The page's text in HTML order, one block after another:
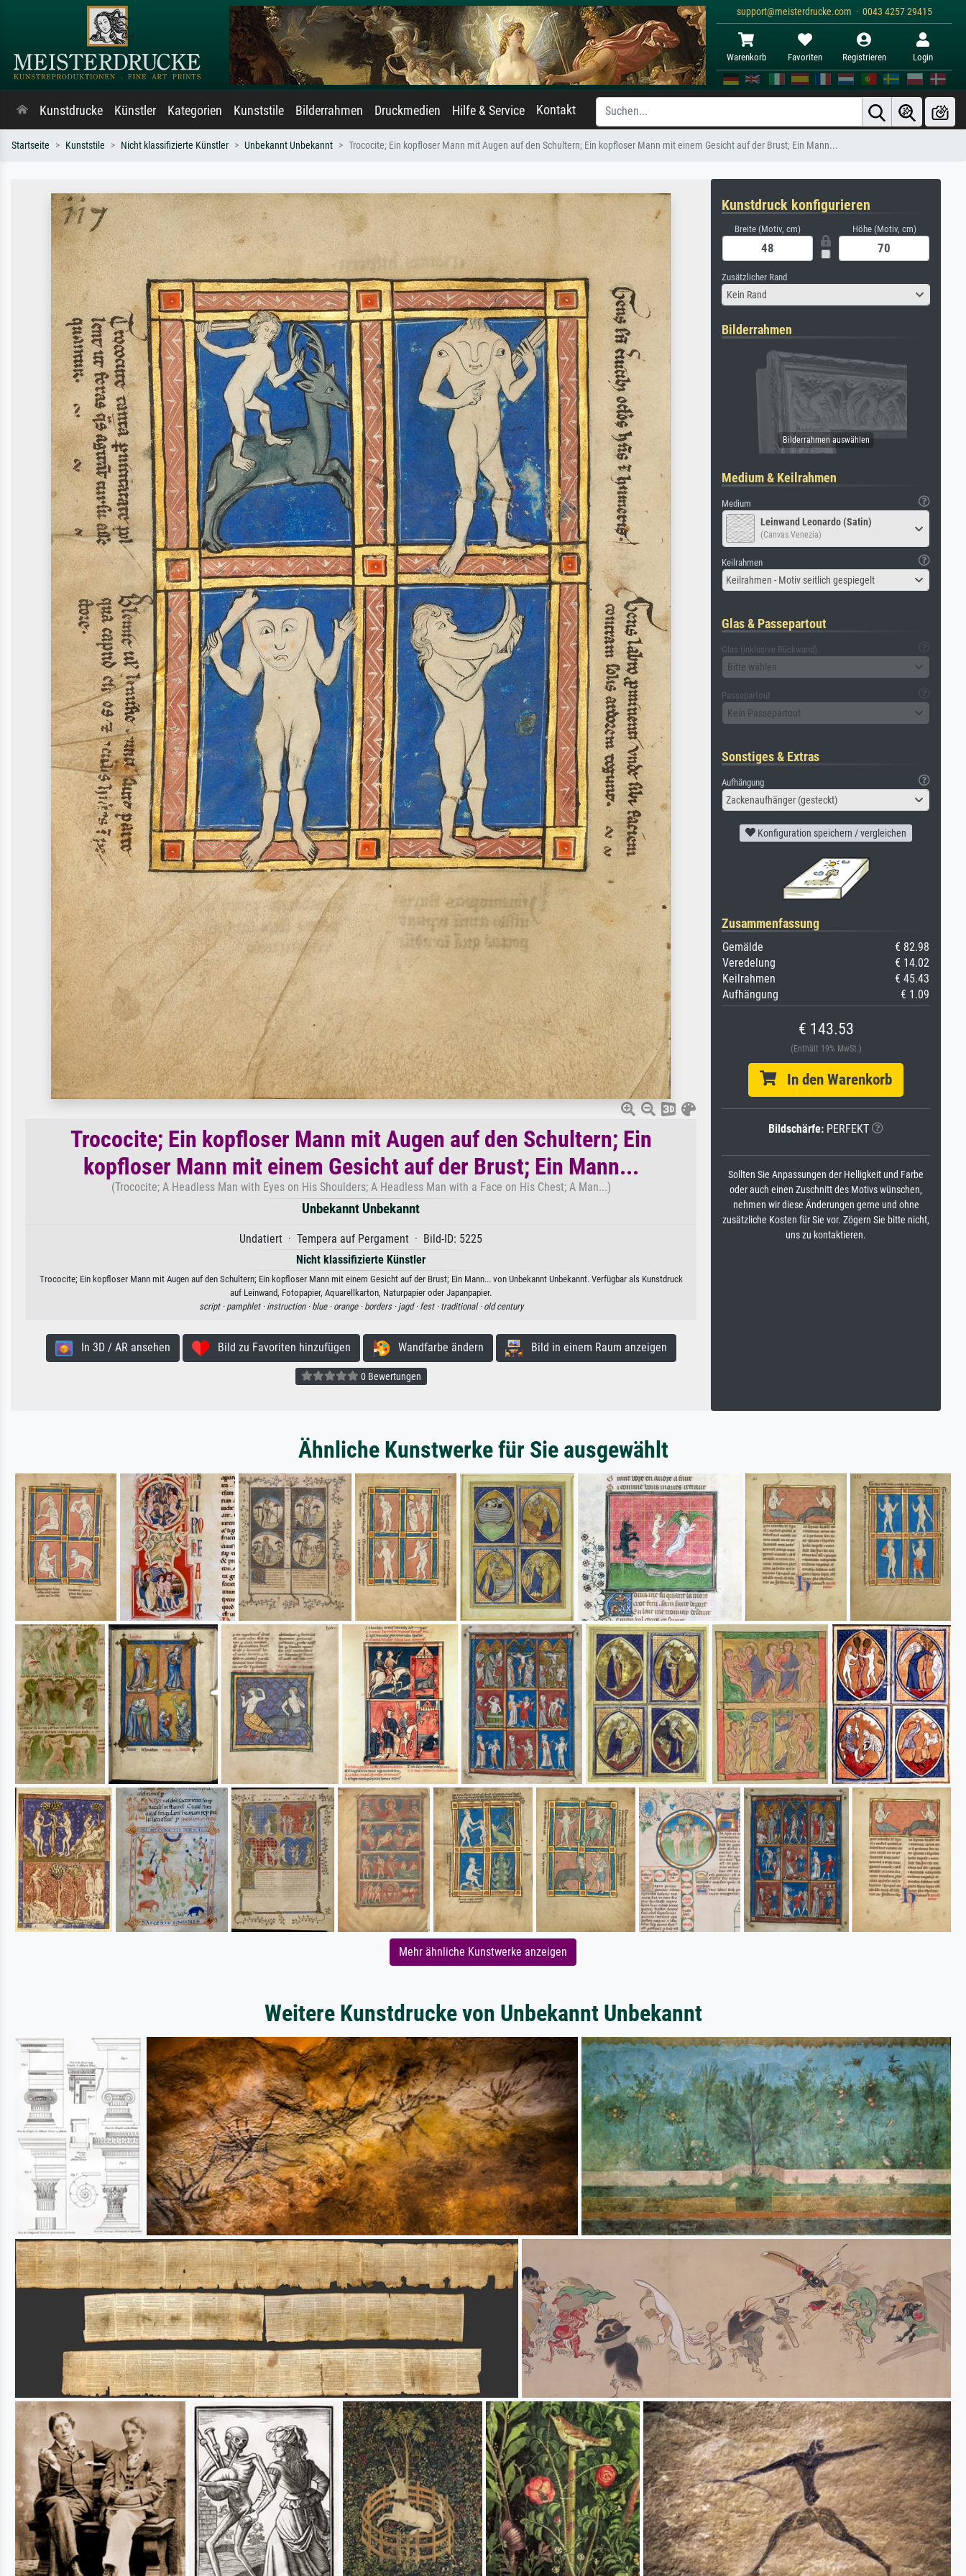
support@meisterdrucke.com · 0043 4257 29415
Warenkorb Favoriten Registrieren Login
Kunstdrucke Künstler Kategorien Kunststile Bilderrahmen Druckmedien Hilfe & Service Kontakt
Startseite Kunststile Nicht klassifizierte Künstler Unbekannt Unbekannt Trococite; Ein kopfloser Mann mit Augen auf den Schultern; Ein kopfloser Mann mit einem Gesicht auf der Brust; Ein Mann...
Trococite; Ein kopfloser Mann mit Augen auf den Schultern; Ein
kopfloser Mann mit einem Gesicht auf der Brust; Ein Mann...
(Trococite; A Headless Man with Eyes on His Shoulders; A Headless Man with a Face on His Chest; A Man...)
Unbekannt Unbekannt
Undatiert · Tempera auf Pergament · Bild-ID: 5225
Nicht klassifizierte Künstler
Trococite; Ein kopfloser Mann mit Augen auf den Schultern; Ein kopfloser Mann mit einem Gesicht auf der Brust; Ein Mann... von Unbekannt Unbekannt. Verfügbar als Kunstdruck
auf Leinwand, Fotopapier, Aquarellkarton, Naturpapier oder Japanpapier.
script · pamphlet · instruction · blue · orange · borders · jagd · fest · traditional · old century
In 3D / AR ansehen Bild zu Favoriten hinzufügen Wandfarbe ändern Bild in einem Raum anzeigen
0 Bewertungen
Kunstdruck konfigurieren
Breite (Motiv, cm) Höhe (Motiv, cm)
Zusätzlicher Rand
Kein Rand
Bilderrahmen
Medium & Keilrahmen
Medium
Leinwand Leonardo (Satin)
(Canvas Venezia)
Keilrahmen
Keilrahmen - Motiv seitlich gespiegelt
Glas & Passepartout
Glas (inklusive Rückwand)
Bitte wählen
Passepartout
Kein Passepartout
Sonstiges & Extras
Aufhängung
Zackenaufhänger (gesteckt)
Konfiguration speichern / vergleichen
Zusammenfassung
Gemälde
€ 82.98
Veredelung
€ 14.02
Keilrahmen
€ 45.43
Aufhängung
€ 1.09
€ 143.53
(Enthält 19% MwSt.)
In den Warenkorb
Bildschärfe: PERFEKT
Sollten Sie Anpassungen der Helligkeit und Farbe
oder auch einen Zuschnitt des Motivs wünschen,
nehmen wir diese Änderungen gerne und ohne
zusätzliche Kosten für Sie vor. Zögern Sie bitte nicht,
uns zu kontaktieren.
Ähnliche Kunstwerke für Sie ausgewählt
Mehr ähnliche Kunstwerke anzeigen
Weitere Kunstdrucke von Unbekannt Unbekannt